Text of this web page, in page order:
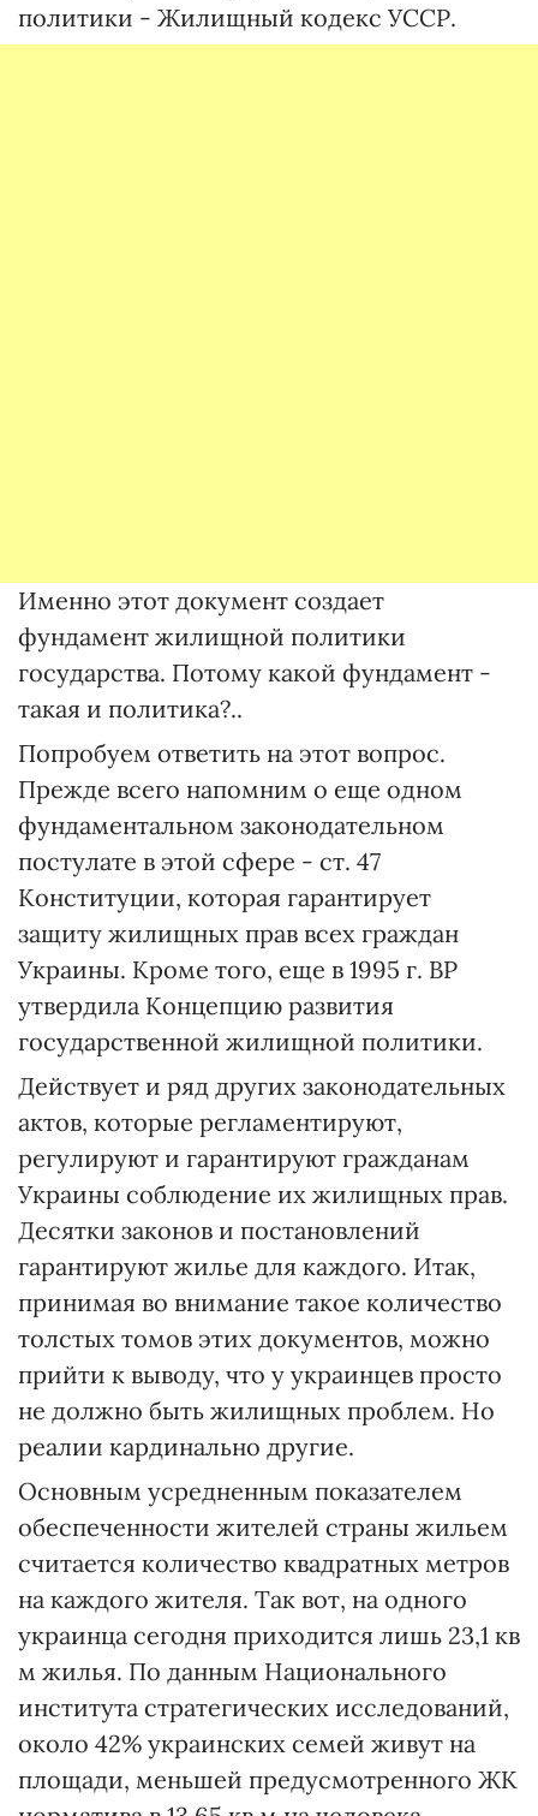
политики - Жилищный кодекс УССР.
Именно этот документ создает
фундамент жилищной политики
государства. Потому какой фундамент -
такая и политика?..
Попробуем ответить на этот вопрос.
Прежде всего напомним о еще одном
фундаментальном законодательном
постулате в этой сфере - ст. 47
Конституции, которая гарантирует
защиту жилищных прав всех граждан
Украины. Кроме того, еще в 1995 г. ВР
утвердила Концепцию развития
государственной жилищной политики.
Действует и ряд других законодательных
актов, которые регламентируют,
регулируют и гарантируют гражданам
Украины соблюдение их жилищных прав.
Десятки законов и постановлений
гарантируют жилье для каждого. Итак,
принимая во внимание такое количество
толстых томов этих документов, можно
прийти к выводу, что у украинцев просто
не должно быть жилищных проблем. Но
реалии кардинально другие.
Основным усредненным показателем
обеспеченности жителей страны жильем
считается количество квадратных метров
на каждого жителя. Так вот, на одного
украинца сегодня приходится лишь 23,1 кв
м жилья. По данным Национального
института стратегических исследований,
около 42% украинских семей живут на
площади, меньшей предусмотренного ЖК